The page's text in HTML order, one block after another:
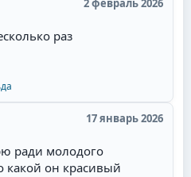
2 февраль 2026
раз
17 январь 2026
ради молодого
какой он красивый